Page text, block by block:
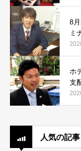
8
ミ
ま
ホ
支
人気の記事